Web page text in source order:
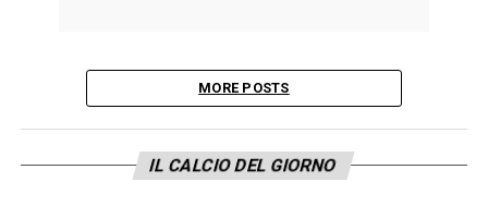
MORE POSTS
IL CALCIO DEL GIORNO